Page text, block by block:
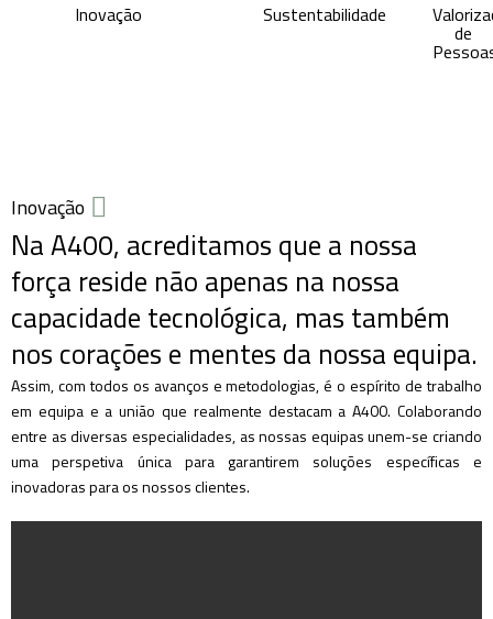
Inovação Sustentabilidade
de
Inovação
Na A400, acreditamos que a nossa
força reside não apenas na nossa
capacidade tecnológica, mas também
nos corações e mentes da nossa equipa.
Assim, com todos os avanços e metodologias, é o espírito de trabalho
em equipa e a união que realmente destacam a A400. Colaborando
entre as diversas especialidades, as nossas equipas unem-se criando
uma perspetiva única para garantirem soluções específicas e
inovadoras para os nossos clientes.